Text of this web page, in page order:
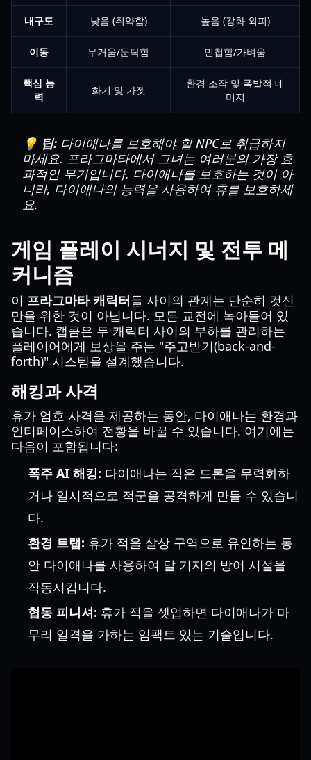
내구도 낮음 (취약함) 높음 (강화 외피)
이동 무거움/둔탁함 민첩함/가벼움
핵심 능
력
화기 및 가젯
환경 조작 및 폭발적 데
미지
💡 팁: 다이애나를 보호해야 할 NPC로 취급하지
마세요. 프라그마타에서 그녀는 여러분의 가장 효
과적인 무기입니다. 다이애나를 보호하는 것이 아
니라, 다이애나의 능력을 사용하여 휴를 보호하세
요.
게임 플레이 시너지 및 전투 메
커니즘
이 프라그마타 캐릭터들 사이의 관계는 단순히 컷신
만을 위한 것이 아닙니다. 모든 교전에 녹아들어 있
습니다. 캡콤은 두 캐릭터 사이의 부하를 관리하는
플레이어에게 보상을 주는 "주고받기(back-and-
forth)" 시스템을 설계했습니다.
해킹과 사격
휴가 엄호 사격을 제공하는 동안, 다이애나는 환경과
인터페이스하여 전황을 바꿀 수 있습니다. 여기에는
다음이 포함됩니다:
폭주 AI 해킹: 다이애나는 작은 드론을 무력화하
거나 일시적으로 적군을 공격하게 만들 수 있습니
다.
환경 트랩: 휴가 적을 살상 구역으로 유인하는 동
안 다이애나를 사용하여 달 기지의 방어 시설을
작동시킵니다.
협동 피니셔: 휴가 적을 셋업하면 다이애나가 마
무리 일격을 가하는 임팩트 있는 기술입니다.